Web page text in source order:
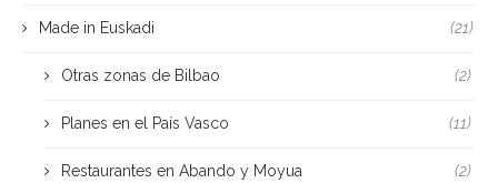
Made in Euskadi (21)
Otras zonas de Bilbao (2)
Planes en el País Vasco (11)
Restaurantes en Abando y Moyua (2)